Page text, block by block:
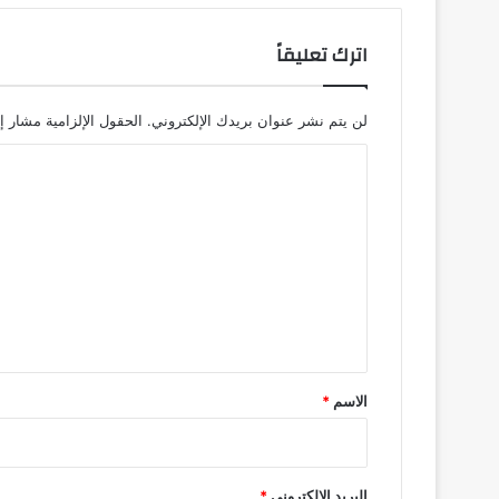
اترك تعليقاً
لن يتم نشر عنوان بريدك الإلكتروني. الحقول الإلزامية مشار
*
الاسم *